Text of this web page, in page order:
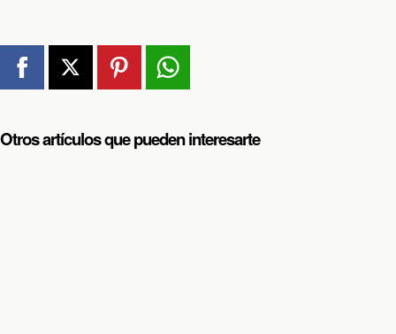
Otros artículos que pueden interesarte